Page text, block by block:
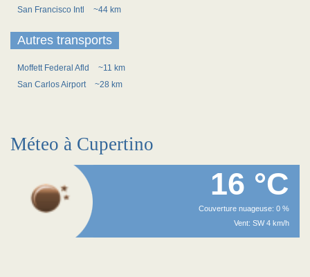
San Francisco Intl
~44 km
Autres transports
Moffett Federal Afld
~11 km
San Carlos Airport
~28 km
Méteo à Cupertino
16 °C
Couverture nuageuse: 0 %
Vent: SW 4 km/h